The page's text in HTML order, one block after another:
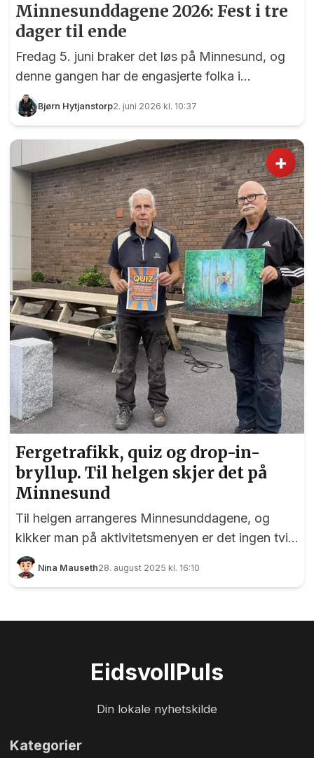
Minnesunddagene 2026: Fest i tre
dager til ende
Fredag 5. juni braker det løs på Minnesund, og
denne gangen har de engasjerte folka i
nordbygda jobbet et helt år med planleggingen.
Bjørn Hytjanstorp2. juni 2026 kl. 10:37
+
Fergetrafikk, quiz og drop-in-
bryllup. Til helgen skjer det på
Minnesund
Til helgen arrangeres Minnesunddagene, og
kikker man på aktivitetsmenyen er det ingen tvil
om at den hardtarbeidende gjengen i
velforeningen har vært i det kreative hjørnet. For
Minnesunddagene. Foto: Nina Mauseth
Nina Mauseth28. august 2025 kl. 16:10
EidsvollPuls
Din lokale nyhetskilde
Kategorier